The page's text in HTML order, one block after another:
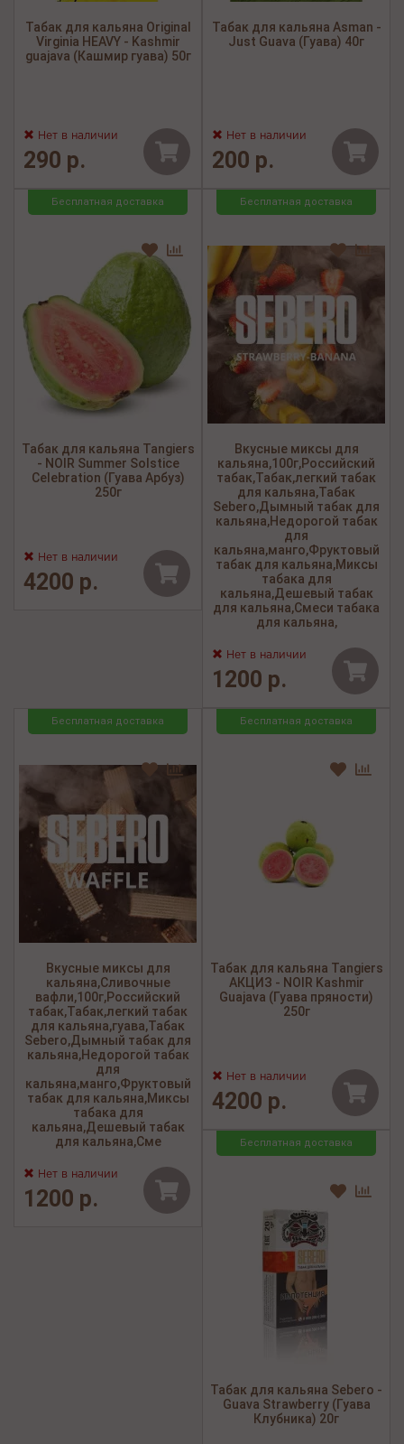
Табак для кальяна Original
Virginia HEAVY - Kashmir
guajava (Кашмир гуава) 50г
Нет в наличии
290 р.
Табак для кальяна Asman -
Just Guava (Гуава) 40г
Нет в наличии
200 р.
Бесплатная доставка
Табак для кальяна Tangiers
- NOIR Summer Solstice
Celebration (Гуава Арбуз)
250г
Нет в наличии
4200 р.
Бесплатная доставка
Вкусные миксы для
кальяна,100г,Российский
табак,Табак,легкий табак
для кальяна,Табак
Sebero,Дымный табак для
кальяна,Недорогой табак
для
кальяна,манго,Фруктовый
табак для кальяна,Миксы
табака для
кальяна,Дешевый табак
для кальяна,Смеси табака
для кальяна,
Нет в наличии
1200 р.
Бесплатная доставка
Вкусные миксы для
кальяна,Сливочные
вафли,100г,Российский
табак,Табак,легкий табак
для кальяна,гуава,Табак
Sebero,Дымный табак для
кальяна,Недорогой табак
для
кальяна,манго,Фруктовый
табак для кальяна,Миксы
табака для
кальяна,Дешевый табак
для кальяна,Сме
Нет в наличии
1200 р.
Бесплатная доставка
Табак для кальяна Tangiers
АКЦИЗ - NOIR Kashmir
Guajava (Гуава пряности)
250г
Нет в наличии
4200 р.
Бесплатная доставка
Табак для кальяна Sebero -
Guava Strawberry (Гуава
Клубника) 20г